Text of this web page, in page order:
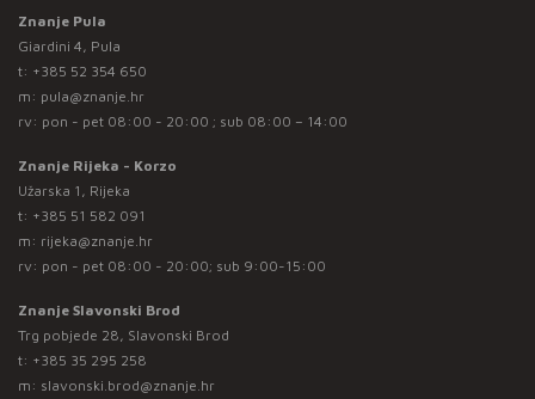
Znanje Pula
Giardini 4, Pula
t: +385 52 354 650
m: pula@znanje.hr
rv: pon - pet 08:00 - 20:00 ; sub 08:00 – 14:00
Znanje Rijeka - Korzo
Užarska 1, Rijeka
t: +385 51 582 091
m: rijeka@znanje.hr
rv: pon - pet 08:00 - 20:00; sub 9:00-15:00
Znanje Slavonski Brod
Trg pobjede 28, Slavonski Brod
t: +385 35 295 258
m: slavonski.brod@znanje.hr